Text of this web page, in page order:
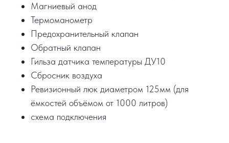
Магниевый анод
Термоманометр
Предохранительный клапан
Обратный клапан
Гильза датчика температуры ДУ10
Сбросник воздуха
Ревизионный люк диаметром 125мм (для
ёмкостей объёмом от 1000 литров)
схема подключения